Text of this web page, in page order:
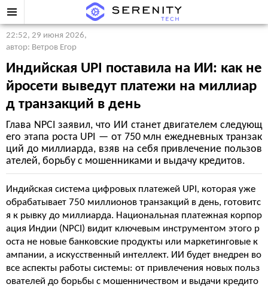
22:52, 29 июня 2026,
автор: Ветров Егор
Индийская UPI поставила на ИИ: как не
йросети выведут платежи на миллиар
д транзакций в день
Глава NPCI заявил, что ИИ станет двигателем следующ
его этапа роста UPI — от 750 млн ежедневных транзак
ций до миллиарда, взяв на себя привлечение пользов
ателей, борьбу с мошенниками и выдачу кредитов.
Индийская система цифровых платежей UPI, которая уже
обрабатывает 750 миллионов транзакций в день, готовитс
я к рывку до миллиарда. Национальная платежная корпор
ация Индии (NPCI) видит ключевым инструментом этого р
оста не новые банковские продукты или маркетинговые к
ампании, а искусственный интеллект. ИИ будет внедрен во
все аспекты работы системы: от привлечения новых польз
ователей до борьбы с мошенничеством и выдачи кредито